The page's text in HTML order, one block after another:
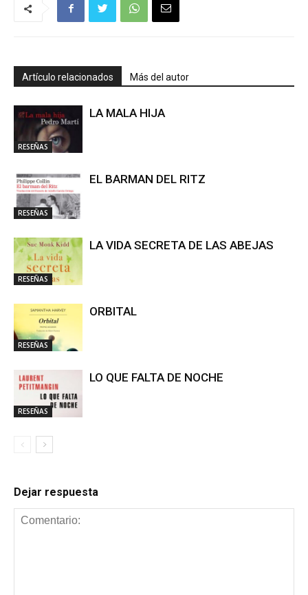
Artículo relacionados Más del autor
RESEÑAS
LA MALA HIJA
RESEÑAS
EL BARMAN DEL RITZ
RESEÑAS
LA VIDA SECRETA DE LAS ABEJAS
RESEÑAS
ORBITAL
RESEÑAS
LO QUE FALTA DE NOCHE
Dejar respuesta